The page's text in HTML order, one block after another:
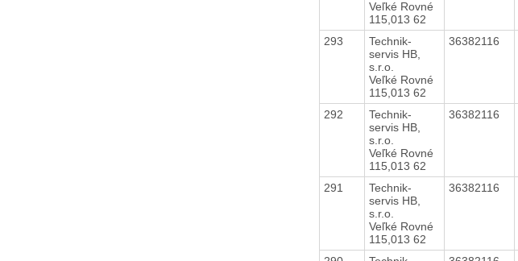
Veľké Rovné
115,013 62
293
Technik-
servis HB,
s.r.o.
Veľké Rovné
115,013 62
36382116
292
Technik-
servis HB,
s.r.o.
Veľké Rovné
115,013 62
36382116
291
Technik-
servis HB,
s.r.o.
Veľké Rovné
115,013 62
36382116